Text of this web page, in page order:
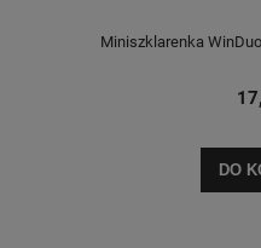
Miniszklarenka
DO